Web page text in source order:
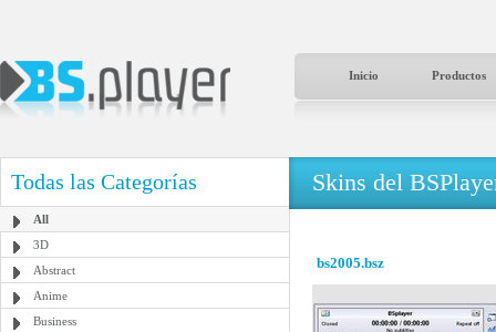
Inicio Productos
Todas las Categorías
All
3D
Abstract
Anime
Business
Skins del
bs2005.bsz